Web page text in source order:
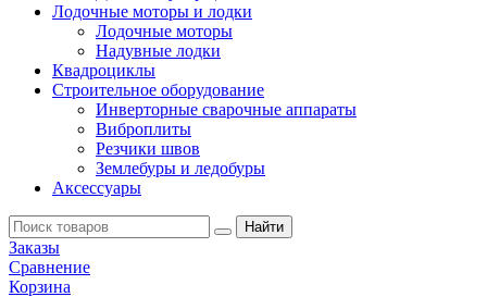
Лодочные моторы и лодки
Лодочные моторы
Надувные лодки
Квадроциклы
Строительное оборудование
Инверторные сварочные аппараты
Виброплиты
Резчики швов
Землебуры и ледобуры
Аксессуары
Заказы
Сравнение
Корзина